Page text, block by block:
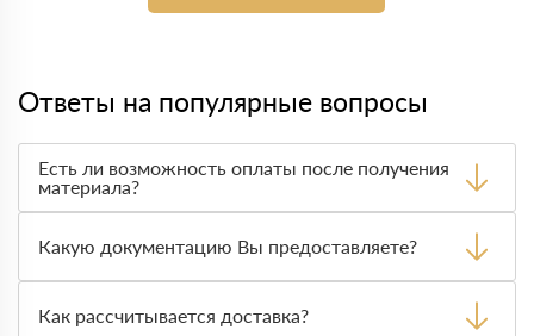
Ответы на популярные вопросы
Есть ли возможность оплаты после получения
материала?
оплата по факту получения товара. При этом, если
доставленный товар был ненадлежащего качества, то
Вы вправе от него отказаться.
Какую документацию Вы предоставляете?
сертификаты и паспорта качества, а также товарно-
Как рассчитывается доставка?